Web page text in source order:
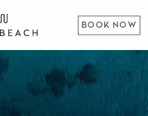
BOOK NOW